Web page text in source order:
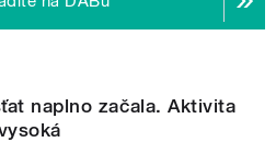
naplno začala. Aktivita